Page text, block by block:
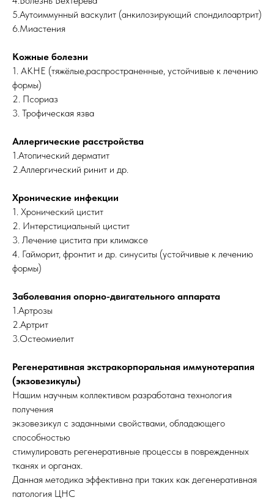
5.Аутоиммунный васкулит (анкилозирующий спондилоартрит)
6.Миастения
Кожные болезни
1. АКНЕ (тяжёлые,распространенные, устойчивые к лечению
формы)
2. Псориаз
3. Трофическая язва
Аллергические расстройства
1.Атопический дерматит
2.Аллергический ринит и др.
Хронические инфекции
1. Хронический цистит
2. Интерстициальный цистит
3. Лечение цистита при климаксе
4. Гайморит, фронтит и др. синуситы (устойчивые к лечению
формы)
Заболевания опорно-двигательного аппарата
1.Артрозы
2.Артрит
3.Остеомиелит
Регенеративная экстракорпоральная иммунотерапия
(экзовезикулы)
Нашим научным коллективом разработана технология
получения
экзовезикул с заданными свойствами, обладающего
способностью
стимулировать регенеративные процессы в поврежденных
тканях и органах.
Данная методика эффективна при таких как дегенеративная
патология ЦНС